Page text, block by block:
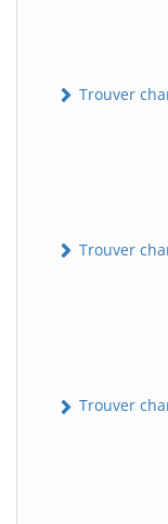
Trouver
Trouver
Trouver